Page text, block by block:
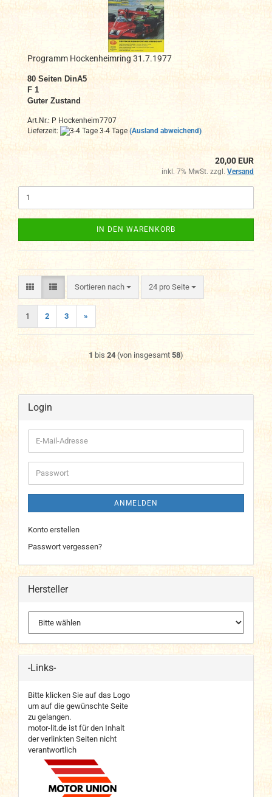
Programm Hockenheimring 31.7.1977
80 Seiten DinA5
F 1
Guter Zustand
Art.Nr.: P Hockenheim7707
Lieferzeit:
3-4 Tage (Ausland abweichend)
20,00 EUR
inkl. 7% MwSt. zzgl. Versand
IN DEN WARENKORB
Sortieren nach
Sortieren nach 24 pro Seite
pro Seite
1 2 3 »
1 bis24(von insgesamt 58)
Login
E-
Mail-
Adresse
Passwort
ANMELDEN
Konto erstellen
Passwort vergessen?
Hersteller
-Links-
Bitte klicken Sie auf das Logo
um auf die gewünschte Seite
zu gelangen.
motor-lit.de ist für den Inhalt
der verlinkten Seiten nicht
verantwortlich